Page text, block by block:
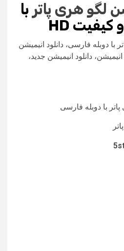
لگو هری پاتر با
کیفیت HD
با دوبله فارسی، دانلود انیمیشن
دانلود انیمیشن جدید،